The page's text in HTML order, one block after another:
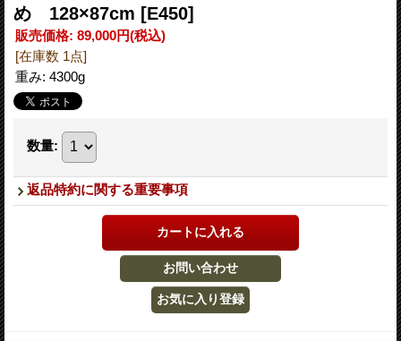
め 128×87cm [E450]
販売価格: 89,000円(税込)
[在庫数 1点]
重み: 4300g
数量:
返品特約に関する重要事項